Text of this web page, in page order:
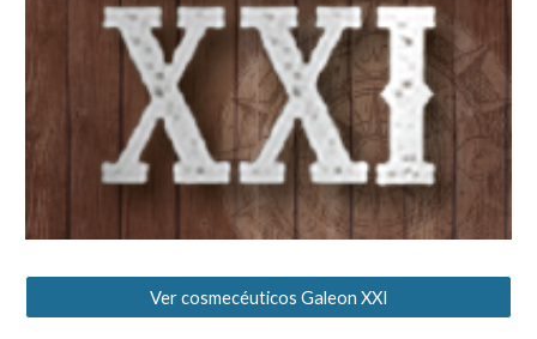
Ver cosmecéuticos Galeon XXI